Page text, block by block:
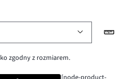
zgodny z rozmiarem.